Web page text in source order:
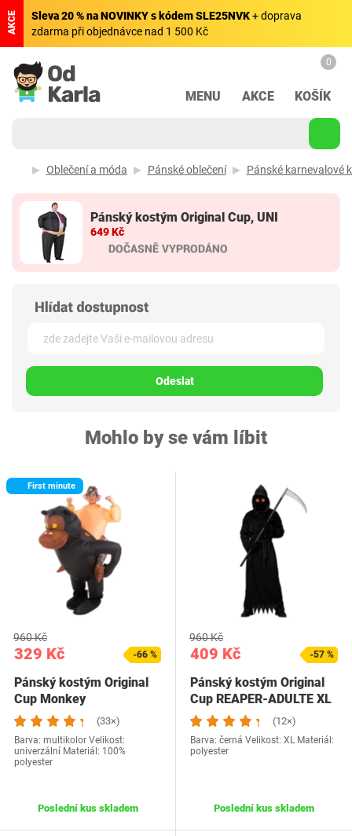
AKCE Sleva 20 % na NOVINKY s kódem SLE25NVK+ doprava
zdarma při objednávce nad 1 500 Kč
MENU AKCE
0
KOŠÍK
Oblečení a móda Pánské oblečení Pánské karnevalové
Pánský kostým Original Cup, UNI
649 Kč
Odeslat
Mohlo by se vám líbit
First minute
329 Kč
960 Kč
-66 %
Pánský kostým Original
Cup Monkey
(33×)
Barva: multikolor Velikost:
univerzální Materiál: 100%
polyester
Poslední kus skladem
409 Kč
960 Kč
-57 %
Pánský kostým Original
Cup REAPER-ADULTE XL
(12×)
Barva: černá Velikost: XL Materiál:
polyester
Poslední kus skladem